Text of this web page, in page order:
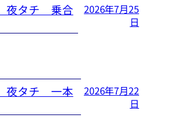
夜タチ 乗合
2026年7月25
日
夜タチ 一本
2026年7月22
日